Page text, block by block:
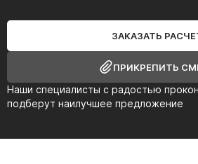
Наши специалисты с радостью
подберут наилучшее предложение
ЗАКАЗАТЬ
ПРИКРЕПИТЬ